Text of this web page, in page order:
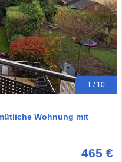
1 / 10
Wohnung mit
465 €